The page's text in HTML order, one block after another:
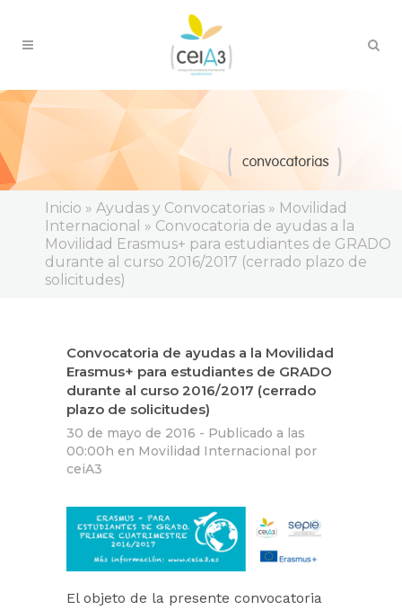
Inicio » Ayudas y Convocatorias » Movilidad
Internacional » Convocatoria de ayudas a la
Movilidad Erasmus+ para estudiantes de GRADO
durante al curso 2016/2017 (cerrado plazo de
solicitudes)
Convocatoria de ayudas a la Movilidad
Erasmus+ para estudiantes de GRADO
durante al curso 2016/2017 (cerrado
plazo de solicitudes)
30 de mayo de 2016 - Publicado a las
00:00h en Movilidad Internacional por
ceiA3
El objeto de la presente convocatoria